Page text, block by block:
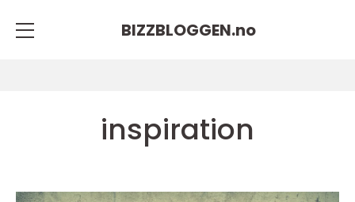
BIZZBLOGGEN.no
inspiration